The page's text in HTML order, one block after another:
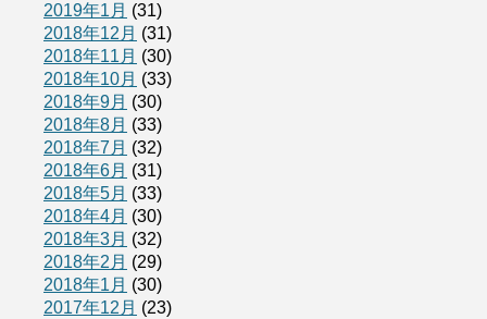
2019年1月 (31)
2018年12月 (31)
2018年11月 (30)
2018年10月 (33)
2018年9月 (30)
2018年8月 (33)
2018年7月 (32)
2018年6月 (31)
2018年5月 (33)
2018年4月 (30)
2018年3月 (32)
2018年2月 (29)
2018年1月 (30)
2017年12月 (23)